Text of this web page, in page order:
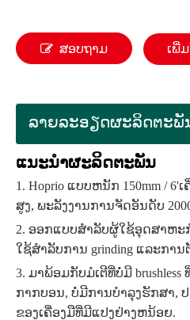
ສອບຖາມ ເພີ່
ລາຍ​ລະ​ອຽດ​ຜະ​ລິດ​ຕະ​ພັ
ແນະນຳຜະລິດຕະພັນ
1. Hoprio ແບບຫນັກ 150mm / 6'
ສູງ, ພະລັງງານການຈັດອັນດັບ
2. ອອກແບບສໍາລັບຜູ້ໃຊ້ອຸດສາຫ
ໃຊ້ສໍາລັບການ grinding ແລະກາ
3. ມາພ້ອມກັບມໍເຕີທີ່ບໍ່ມີ
ກາກບອນ, ບໍ່ມີການບໍາລຸງຮັກສາ,
ຂອງເຄື່ອງມືທີ່ມີແປງຢ່າງຫນ້ອຍ.